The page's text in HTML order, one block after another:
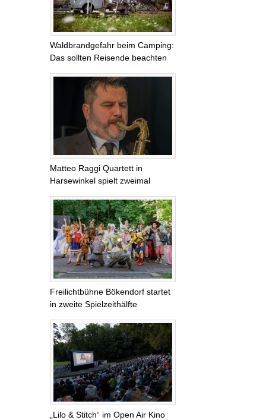
Waldbrandgefahr beim Camping:
Das sollten Reisende beachten
Matteo Raggi Quartett in
Harsewinkel spielt zweimal
Freilichtbühne Bökendorf startet
in zweite Spielzeithälfte
„Lilo & Stitch“ im Open Air Kino